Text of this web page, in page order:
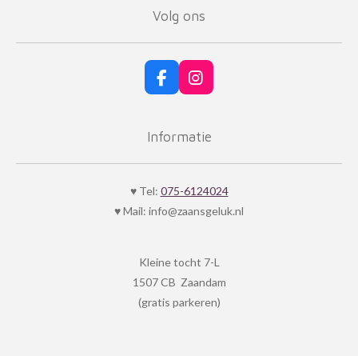
Volg ons
F
a
e
b
o
k
I
n
t
a
g
a
Informatie
♥ Tel: 075-6124024
♥ Mail: info@zaansgeluk.nl
Kleine tocht 7-L
1507 CB Zaandam
(gratis parkeren)